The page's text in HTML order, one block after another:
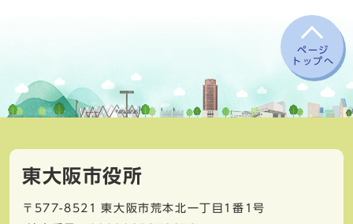
ページ
トップへ
東大阪市役所
〒577-8521
東大阪市荒本北一丁目1番1号